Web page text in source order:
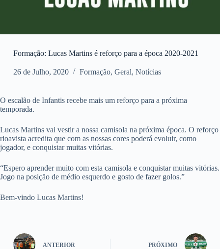
Formação: Lucas Martins é reforço para a época 2020-2021
26 de Julho, 2020 Formação, Geral, Notícias
O escalão de Infantis recebe mais um reforço para a próxima
temporada.
Lucas Martins vai vestir a nossa camisola na próxima época. O reforço
rioavista acredita que com as nossas cores poderá evoluir, como
jogador, e conquistar muitas vitórias.
“Espero aprender muito com esta camisola e conquistar muitas vitórias.
Jogo na posição de médio esquerdo e gosto de fazer golos.”
Bem-vindo Lucas Martins!
ANTERIOR PRÓXIMO